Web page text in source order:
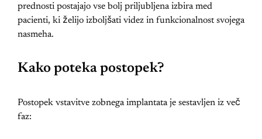
prednosti postajajo vse bolj priljubljena izbira med
pacienti, ki želijo izboljšati videz in funkcionalnost svojega
nasmeha.
Kako poteka postopek?
Postopek vstavitve zobnega implantata je sestavljen iz več
faz: